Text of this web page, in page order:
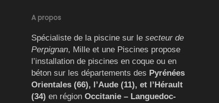
A propos
Spécialiste de la piscine sur le secteur de
Perpignan, Mille et une Piscines propose
l’installation de piscines en coque ou en
béton sur les départements des Pyrénées
Orientales (66), l’Aude (11), et l’Hérault
(34) en région Occitanie – Languedoc-